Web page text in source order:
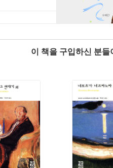
이 책을 구입하신 분